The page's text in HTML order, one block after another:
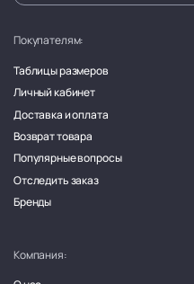
Покупателям:
Таблицы размеров
Личный кабинет
Доставка и оплата
Возврат товара
Популярные вопросы
Отследить заказ
Бренды
Компания: